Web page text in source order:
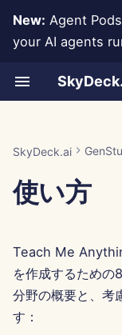
New: Agent
your AI agents
検
索
化
例 – Python スク
例 – クエリデバッ
例 – NDA 条項
/change
/skip
/continue
/test
例 – 従業員の定着
例 – 冬のワンダー
Deploy Agents to
セットアップガイ
請求
アプリ統合
MCP Servers
プライバシーポリ
クッキーノーティス
Jan 23rd, 2026
Jan 16th, 2026
Jan 2nd, 2026
Dec 26th, 2025
SkyDeck.ai LLM
SkyDeck.ai
使い方
Teach Me
を作成するための
分野の概要と、考
す：